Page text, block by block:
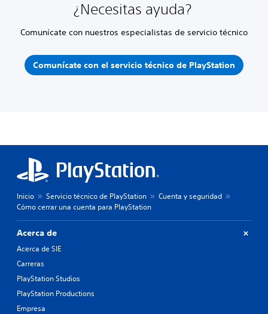
¿Necesitas ayuda?
Comunícate con nuestros especialistas de servicio técnico
Comunícate con el servicio técnico de PlayStation
Inicio Servicio técnico de PlayStation
Cuenta y seguridad
Cómo cerrar una cuenta para PlayStation
Acerca de
Acerca de SIE
Carreras
PlayStation Studios
PlayStation Productions
Empresa